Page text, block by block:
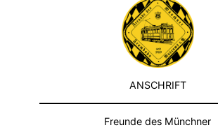
ANSCHRIFT
Freunde des Münchner